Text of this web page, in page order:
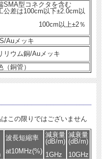
型コネクタを含む
差は100cm以下±2.0cm以
以上±2％
Auメッキ
ウム銅/Auメッキ
銅管）
この限りではございません
波長短縮率
at10MHz(%)
減衰量
(dB/m)
1GHz
減衰量
(dB/m)
10GHz